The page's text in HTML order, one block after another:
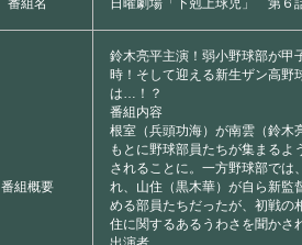
番組名 日曜劇場「下剋上球児」 第６
番組概要
鈴木亮平主演！弱小野球部が甲
時！そして迎える新生ザン高野
は…！？
番組内容
根室（兵頭功海）が南雲（鈴木
もとに野球部員たちが集まる
されることに。一方野球部では
れ、山住（黒木華）が自ら新監
める部員たちだったが、初戦の
住に関するあるうわさを聞かさ